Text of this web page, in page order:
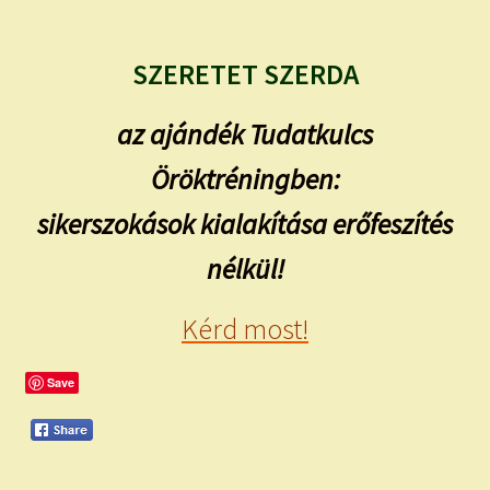
SZERETET SZERDA
az ajándék Tudatkulcs
Öröktréningben:
sikerszokások kialakítása erőfeszítés
nélkül!
Kérd most!
Save